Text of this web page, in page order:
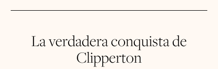
La verdadera conquista de
Clipperton